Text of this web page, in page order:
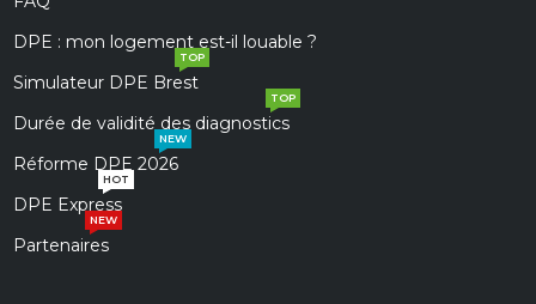
DPE : mon logement est-il louable ?
Simulateur DPE Brest
TOP
Durée de validité des diagnostics
TOP
Réforme DPE 2026
NEW
DPE Express
HOT
Partenaires
NEW